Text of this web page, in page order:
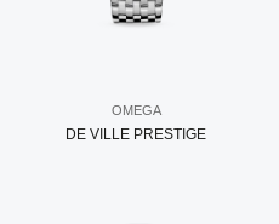
OMEGA
DE VILLE PRESTIGE